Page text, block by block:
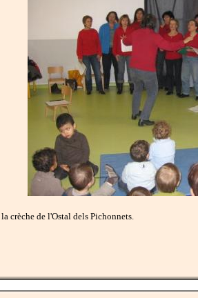
crèche de l'Ostal dels Pichonnets.